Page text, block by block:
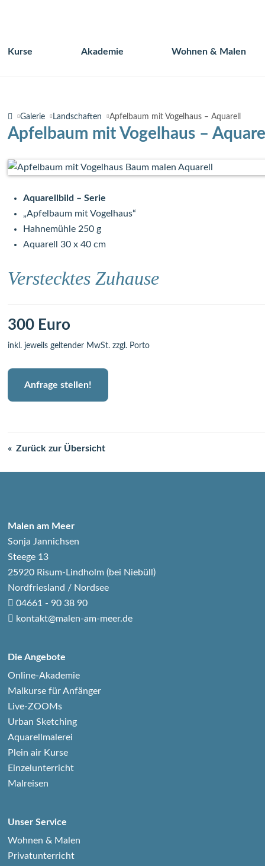
Navigation
Kurse Akademie Wohnen & Malen
Galerie Landschaften Apfelbaum mit Vogelhaus – Aquarell
Apfelbaum mit Vogelhaus –
Aquarellbild – Serie
„Apfelbaum mit Vogelhaus“
Hahnemühle 250 g
Aquarell 30 x 40 cm
Verstecktes Zuhause
300 Euro
inkl. jeweils geltender MwSt. zzgl. Porto
Anfrage stellen!
Zurück zur Übersicht
Malen am Meer
Sonja Jannichsen
Steege 13
25920 Risum-Lindholm (bei Niebüll)
Nordfriesland / Nordsee
04661 - 90 38 90
kontakt@malen-am-meer.de
Die Angebote
Online-Akademie
Malkurse für Anfänger
Live-ZOOMs
Urban Sketching
Aquarellmalerei
Plein air Kurse
Einzelunterricht
Malreisen
Unser Service
Wohnen & Malen
Privatunterricht